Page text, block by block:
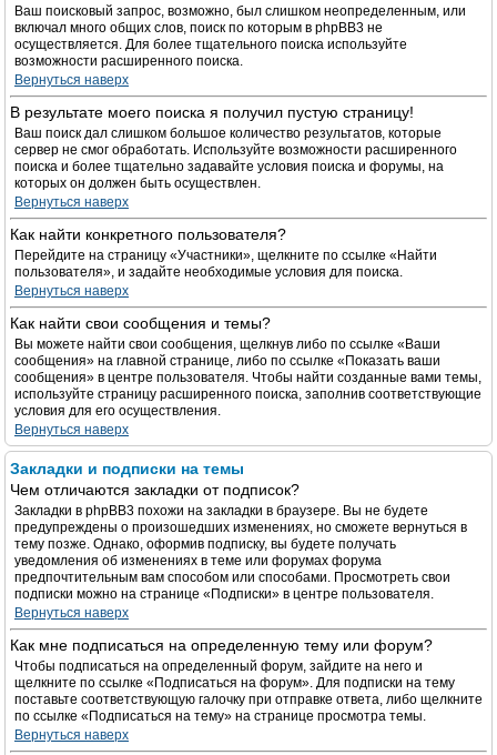
Ваш поисковый запрос, возможно, был слишком неопределенным, или
включал много общих слов, поиск по которым в phpBB3 не
осуществляется. Для более тщательного поиска используйте
возможности расширенного поиска.
Вернуться наверх
В результате моего поиска я получил пустую страницу!
Ваш поиск дал слишком большое количество результатов, которые
сервер не смог обработать. Используйте возможности расширенного
поиска и более тщательно задавайте условия поиска и форумы, на
которых он должен быть осуществлен.
Вернуться наверх
Как найти конкретного пользователя?
Перейдите на страницу «Участники», щелкните по ссылке «Найти
пользователя», и задайте необходимые условия для поиска.
Вернуться наверх
Как найти свои сообщения и темы?
Вы можете найти свои сообщения, щелкнув либо по ссылке «Ваши
сообщения» на главной странице, либо по ссылке «Показать ваши
сообщения» в центре пользователя. Чтобы найти созданные вами темы,
используйте страницу расширенного поиска, заполнив соответствующие
условия для его осуществления.
Вернуться наверх
Закладки и подписки на темы
Чем отличаются закладки от подписок?
Закладки в phpBB3 похожи на закладки в браузере. Вы не будете
предупреждены о произошедших изменениях, но сможете вернуться в
тему позже. Однако, оформив подписку, вы будете получать
уведомления об изменениях в теме или форумах форума
предпочтительным вам способом или способами. Просмотреть свои
подписки можно на странице «Подписки» в центре пользователя.
Вернуться наверх
Как мне подписаться на определенную тему или форум?
Чтобы подписаться на определенный форум, зайдите на него и
щелкните по ссылке «Подписаться на форум». Для подписки на тему
поставьте соответствующую галочку при отправке ответа, либо щелкните
по ссылке «Подписаться на тему» на странице просмотра темы.
Вернуться наверх